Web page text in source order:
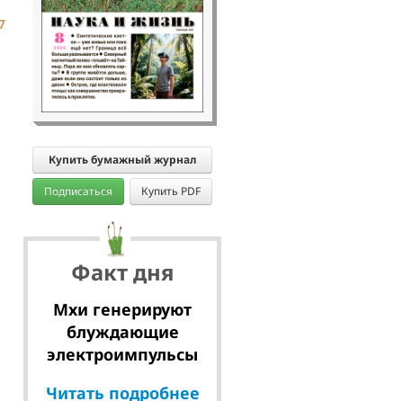
Купить бумажный журнал
Подписаться Купить PDF
Факт дня
Мхи генерируют
блуждающие
электроимпульсы
Читать подробнее